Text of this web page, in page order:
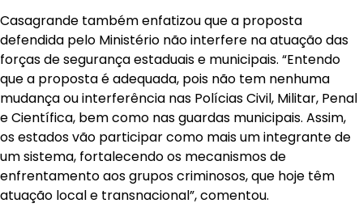
Casagrande também enfatizou que a proposta
defendida pelo Ministério não interfere na atuação das
forças de segurança estaduais e municipais. “Entendo
que a proposta é adequada, pois não tem nenhuma
mudança ou interferência nas Polícias Civil, Militar, Penal
e Científica, bem como nas guardas municipais. Assim,
os estados vão participar como mais um integrante de
um sistema, fortalecendo os mecanismos de
enfrentamento aos grupos criminosos, que hoje têm
atuação local e transnacional”, comentou.